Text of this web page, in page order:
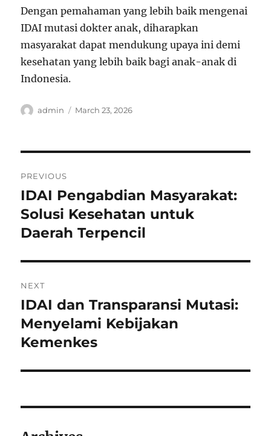
Dengan pemahaman yang lebih baik mengenai
IDAI mutasi dokter anak, diharapkan
masyarakat dapat mendukung upaya ini demi
kesehatan yang lebih baik bagi anak-anak di
Indonesia.
Author
admin
Posted
March 23, 2026
navigation
PREVIOUS
Previous
post:
IDAI Pengabdian Masyarakat:
Solusi Kesehatan untuk
Daerah Terpencil
NEXT
Next
post:
IDAI dan Transparansi Mutasi:
Menyelami Kebijakan
Kemenkes